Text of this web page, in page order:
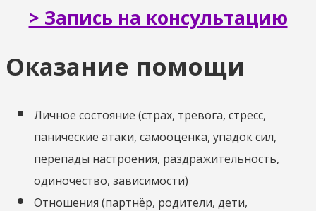
> Запись на консультацию
Оказание помощи
Личное состояние (страх, тревога, стресс,
панические атаки, самооценка, упадок сил,
перепады настроения, раздражительность,
одиночество, зависимости)
Отношения (партнёр, родители, дети,